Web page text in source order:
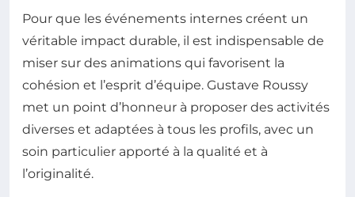
Pour que les événements internes créent un
véritable impact durable, il est indispensable de
miser sur des animations qui favorisent la
cohésion et l’esprit d’équipe. Gustave Roussy
met un point d’honneur à proposer des activités
diverses et adaptées à tous les profils, avec un
soin particulier apporté à la qualité et à
l’originalité.